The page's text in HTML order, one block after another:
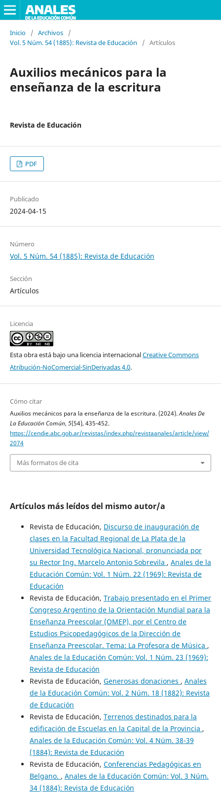
Inicio / Archivos
/
Vol. 5 Núm. 54 (1885): Revista de Educación
/ Artículos
Auxilios mecánicos para la
enseñanza de la escritura
Revista de Educación
PDF
Publicado
2024-04-15
Número
Vol. 5 Núm. 54 (1885): Revista de Educación
Sección
Artículos
Licencia
Esta obra está bajo una licencia internacionalCreative Commons
Atribución-NoComercial-SinDerivadas 4.0.
Cómo citar
Auxilios mecánicos para la enseñanza de la escritura. (2024).Anales De
La Educación Común, 5(54), 435-452.
https://cendie.abc.gob.ar/revistas/index.php/revistaanales/article/view/
2074
Más formatos de cita
Artículos más leídos del mismo autor/a
Revista de Educación, Discurso de inauguración de
clases en la Facultad Regional de La Plata de la
Universidad Tecnológica Nacional, pronunciada por
su Rector Ing. Marcelo Antonio Sobrevila , Anales de la
Educación Común: Vol. 1 Núm. 22 (1969): Revista de
Educación
Revista de Educación, Trabajo presentado en el Primer
Congreso Argentino de la Orientación Mundial para la
Enseñanza Preescolar (OMEP), por el Centro de
Estudios Psicopedagógicos de la Dirección de
Enseñanza Preescolar. Tema: La Profesora de Música ,
Anales de la Educación Común: Vol. 1 Núm. 23 (1969):
Revista de Educación
Revista de Educación, Generosas donaciones , Anales
de la Educación Común: Vol. 2 Núm. 18 (1882): Revista
de Educación
Revista de Educación, Terrenos destinados para la
edificación de Escuelas en la Capital de la Provincia ,
Anales de la Educación Común: Vol. 4 Núm. 38-39
(1884): Revista de Educación
Revista de Educación, Conferencias Pedagógicas en
Belgano. , Anales de la Educación Común: Vol. 3 Núm.
34 (1884): Revista de Educación